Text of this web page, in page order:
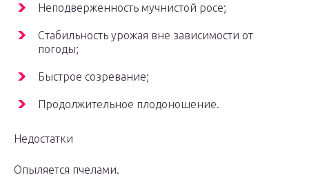
Неподверженность мучнистой росе;
Стабильность урожая вне зависимости от
погоды;
Быстрое созревание;
Продолжительное плодоношение.
Недостатки
Опыляется пчелами.